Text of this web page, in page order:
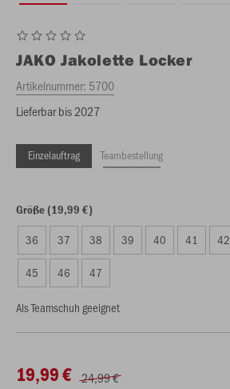
JAKO Jakolette Locker
Artikelnummer: 5700
Lieferbar bis 2027
Einzelauftrag Teambestellung
Größe (19,99 €)
36 37 38 39 40 41 42
45 46 47
Als Teamschuh geeignet
19,99 € 24,99 €